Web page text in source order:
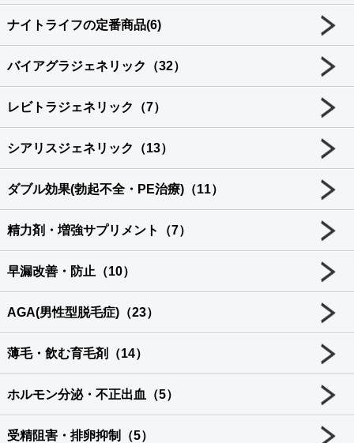
ナイトライフの定番商品(6)
バイアグラジェネリック（32）
レビトラジェネリック（7）
シアリスジェネリック（13）
ダブル効果(勃起不全・PE治療)（11）
精力剤・増強サプリメント（7）
早漏改善・防止（10）
AGA(男性型脱毛症)（23）
薄毛・飲む育毛剤（14）
ホルモン分泌・不正出血（5）
受精阻害・排卵抑制（5）